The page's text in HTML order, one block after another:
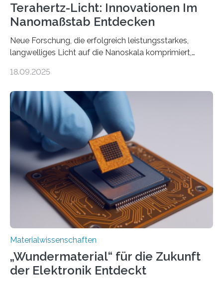
Terahertz-Licht: Innovationen Im
Nanomaßstab Entdecken
Neue Forschung, die erfolgreich leistungsstarkes,
langwelliges Licht auf die Nanoskala komprimiert,
optoelektronischen Geräten ermöglichen, geleitet von
Forschung, die erfolgreich leistungsstarkes,
langwelliges Licht auf die Nanoskala komprimiert,
könnte Fortschritte in der Terahertz-Optik und bei
optoelektronischen Geräten ermöglichen, geleitet von
Vanderbilt und dem Fritz-Haber-Institut Josh Caldwell,
Professor für Maschinenbau und Direktor des
interdisziplinären Graduiertenprogramms für
Materialwissenschaften an der Vanderbilt University,
und Alexander Paarmann vom Fritz-Haber-Institut
leiteten ein internationales Forschungsprojekt, das…
18.09.2025
Materialwissenschaften
„Wundermaterial“ für die Zukunft
der Elektronik Entdeckt